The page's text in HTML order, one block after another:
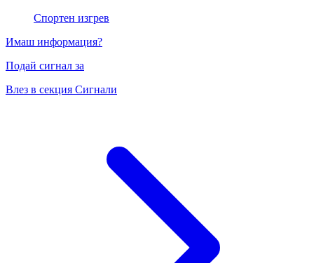
Спортен изгрев
Имаш информация?
Подай сигнал за
Влез в секция Сигнали